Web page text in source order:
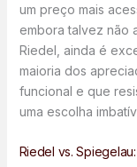
um preço mais
embora talvez não
Riedel, ainda é
maioria dos
funcional e que
uma escolha
Riedel vs.